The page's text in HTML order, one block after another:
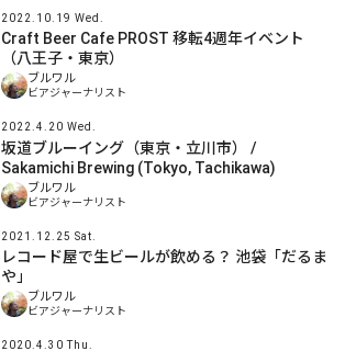
2022.10.19 Wed.
Craft Beer Cafe PROST 移転4週年イベント
（八王子・東京）
ブルワル
ビアジャーナリスト
2022.4.20 Wed.
坂道ブルーイング（東京・立川市） /
Sakamichi Brewing (Tokyo, Tachikawa)
ブルワル
ビアジャーナリスト
2021.12.25 Sat.
レコード屋で生ビールが飲める？ 池袋「だるま
や」
ブルワル
ビアジャーナリスト
2020.4.30 Thu.